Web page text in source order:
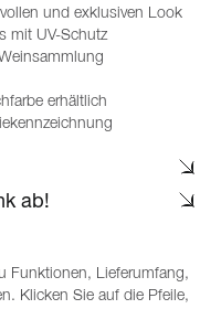
und exklusiven Look
mit UV-Schutz
erhältlich
ab!
Funktionen, Lieferumfang,
Klicken Sie auf die Pfeile,